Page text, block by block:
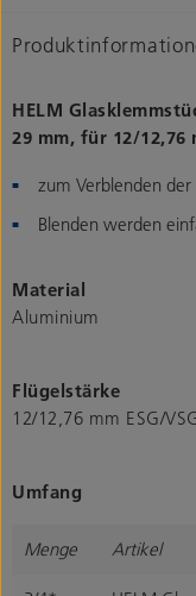
HELM
29 mm, für 12/12,76
zum Verblenden
Blenden werden
Material
Aluminium
Flügelstärke
12/12,76 mm ESG/
Umfang
Menge Artikel